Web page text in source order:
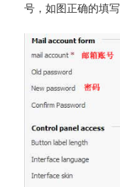
号，如图正确的填